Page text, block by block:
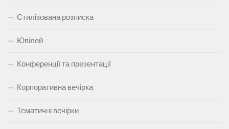
Стилізована розписка
Ювілей
Конференції та презентації
Корпоративна вечірка
Тематичні вечірки